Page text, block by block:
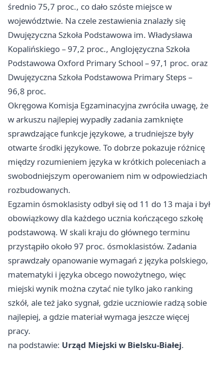
średnio 75,7 proc., co dało szóste miejsce w
województwie. Na czele zestawienia znalazły się
Dwujęzyczna Szkoła Podstawowa im. Władysława
Kopalińskiego – 97,2 proc., Anglojęzyczna Szkoła
Podstawowa Oxford Primary School – 97,1 proc. oraz
Dwujęzyczna Szkoła Podstawowa Primary Steps –
96,8 proc.
Okręgowa Komisja Egzaminacyjna zwróciła uwagę, że
w arkuszu najlepiej wypadły zadania zamknięte
sprawdzające funkcje językowe, a trudniejsze były
otwarte środki językowe. To dobrze pokazuje różnicę
między rozumieniem języka w krótkich poleceniach a
swobodniejszym operowaniem nim w odpowiedziach
rozbudowanych.
Egzamin ósmoklasisty odbył się od 11 do 13 maja i był
obowiązkowy dla każdego ucznia kończącego szkołę
podstawową. W skali kraju do głównego terminu
przystąpiło około 97 proc. ósmoklasistów. Zadania
sprawdzały opanowanie wymagań z języka polskiego,
matematyki i języka obcego nowożytnego, więc
miejski wynik można czytać nie tylko jako ranking
szkół, ale też jako sygnał, gdzie uczniowie radzą sobie
najlepiej, a gdzie materiał wymaga jeszcze więcej
pracy.
na podstawie: Urząd Miejski w Bielsku-Białej.